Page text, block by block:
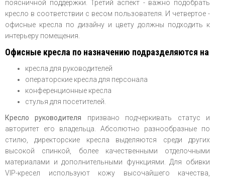
поясничной поддержки. Третий аспект - важно подобрать
кресло в соответствии с весом пользователя. И четвертое -
офисные кресла по дизайну и цвету должны подходить к
интерьеру помещения.
Офисные кресла по назначению подразделяются на
кресла для руководителей
операторские кресла для персонала
конференционные кресла
стулья для посетителей.
Кресло руководителя призвано подчеркивать статус и
авторитет его владельца. Абсолютно разнообразные по
стилю, директорские кресла выделяются среди других
высокой спинкой, более качественными отделочными
материалами и дополнительными функциями. Для обивки
VIP-кресел используют кожу высочайшего качества,